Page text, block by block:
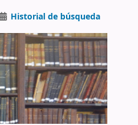
Historial de búsqueda